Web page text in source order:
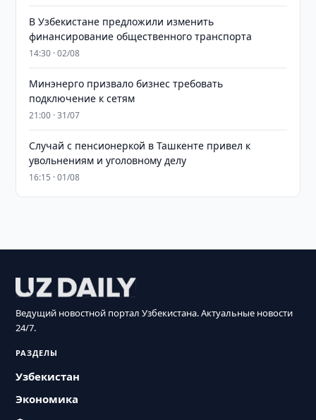
В Узбекистане предложили изменить
финансирование общественного транспорта
14:30 · 02/08
Минэнерго призвало бизнес требовать
подключение к сетям
21:00 · 31/07
Случай с пенсионеркой в Ташкенте привел к
увольнениям и уголовному делу
16:15 · 01/08
Ведущий новостной портал Узбекистана. Актуальные новости
24/7.
РАЗДЕЛЫ
Узбекистан
Экономика